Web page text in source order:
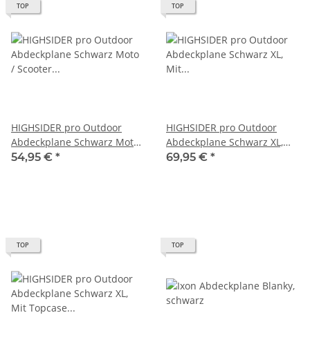
TOP
HIGHSIDER pro Outdoor
Abdeckplane Schwarz Moto
/ Scooter - S (1Stck)
54,95 € *
TOP
HIGHSIDER pro Outdoor
Abdeckplane Schwarz XL,
Mit Kennzeichenfenster
69,95 € *
TOP TOP